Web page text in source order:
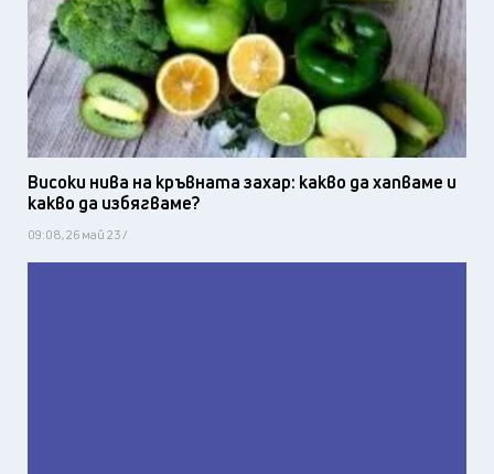
Високи нива на кръвната захар: какво да хапваме и
какво да избягваме?
09:08, 26 май 23 /